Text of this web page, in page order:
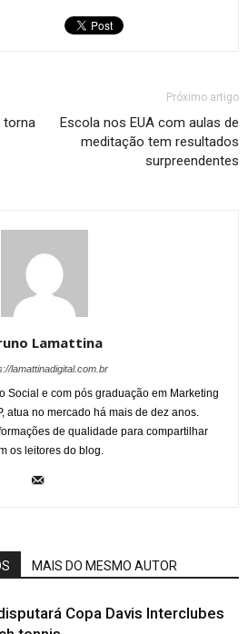
torna
Próximo artigo
Escola nos EUA com aulas de
meditação tem resultados
surpreendentes
Lamattina
lamattinadigital.com.br
Social e com pós graduação em Marketing
atua no mercado há mais de dez anos.
de qualidade para compartilhar
os leitores do blog.
MAIS DO MESMO AUTOR
Copa Davis Interclubes